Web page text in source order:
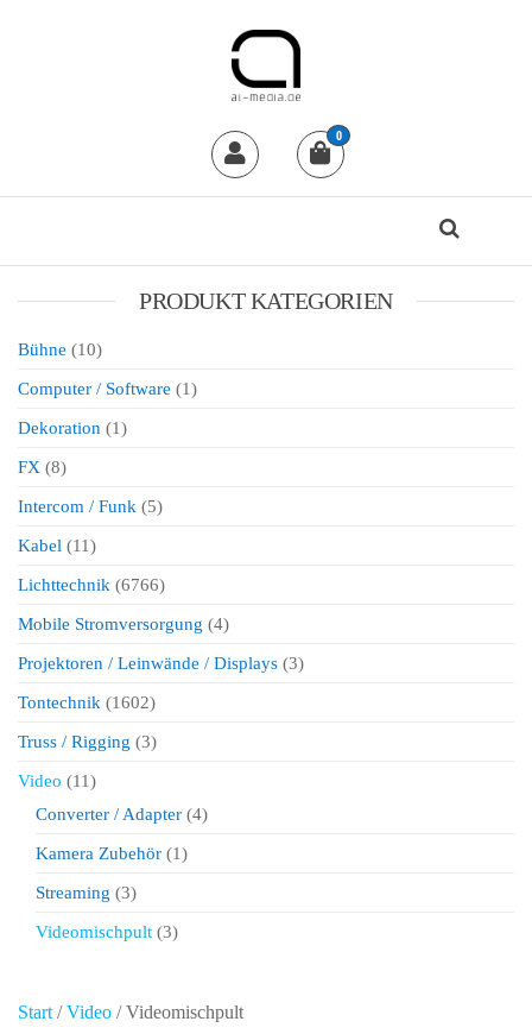
al-media Dryhire Shop
professionelle
Veranstaltungstechnik in Köln
24/7 Abholung / Rückgabe
0
PRODUKT KATEGORIEN
Bühne (10)
Computer / Software (1)
Dekoration (1)
FX (8)
Intercom / Funk (5)
Kabel (11)
Lichttechnik (6766)
Mobile Stromversorgung (4)
Projektoren / Leinwände / Displays (3)
Tontechnik (1602)
Truss / Rigging (3)
Video (11)
Converter / Adapter (4)
Kamera Zubehör (1)
Streaming (3)
Videomischpult (3)
Start /Video / Videomischpult